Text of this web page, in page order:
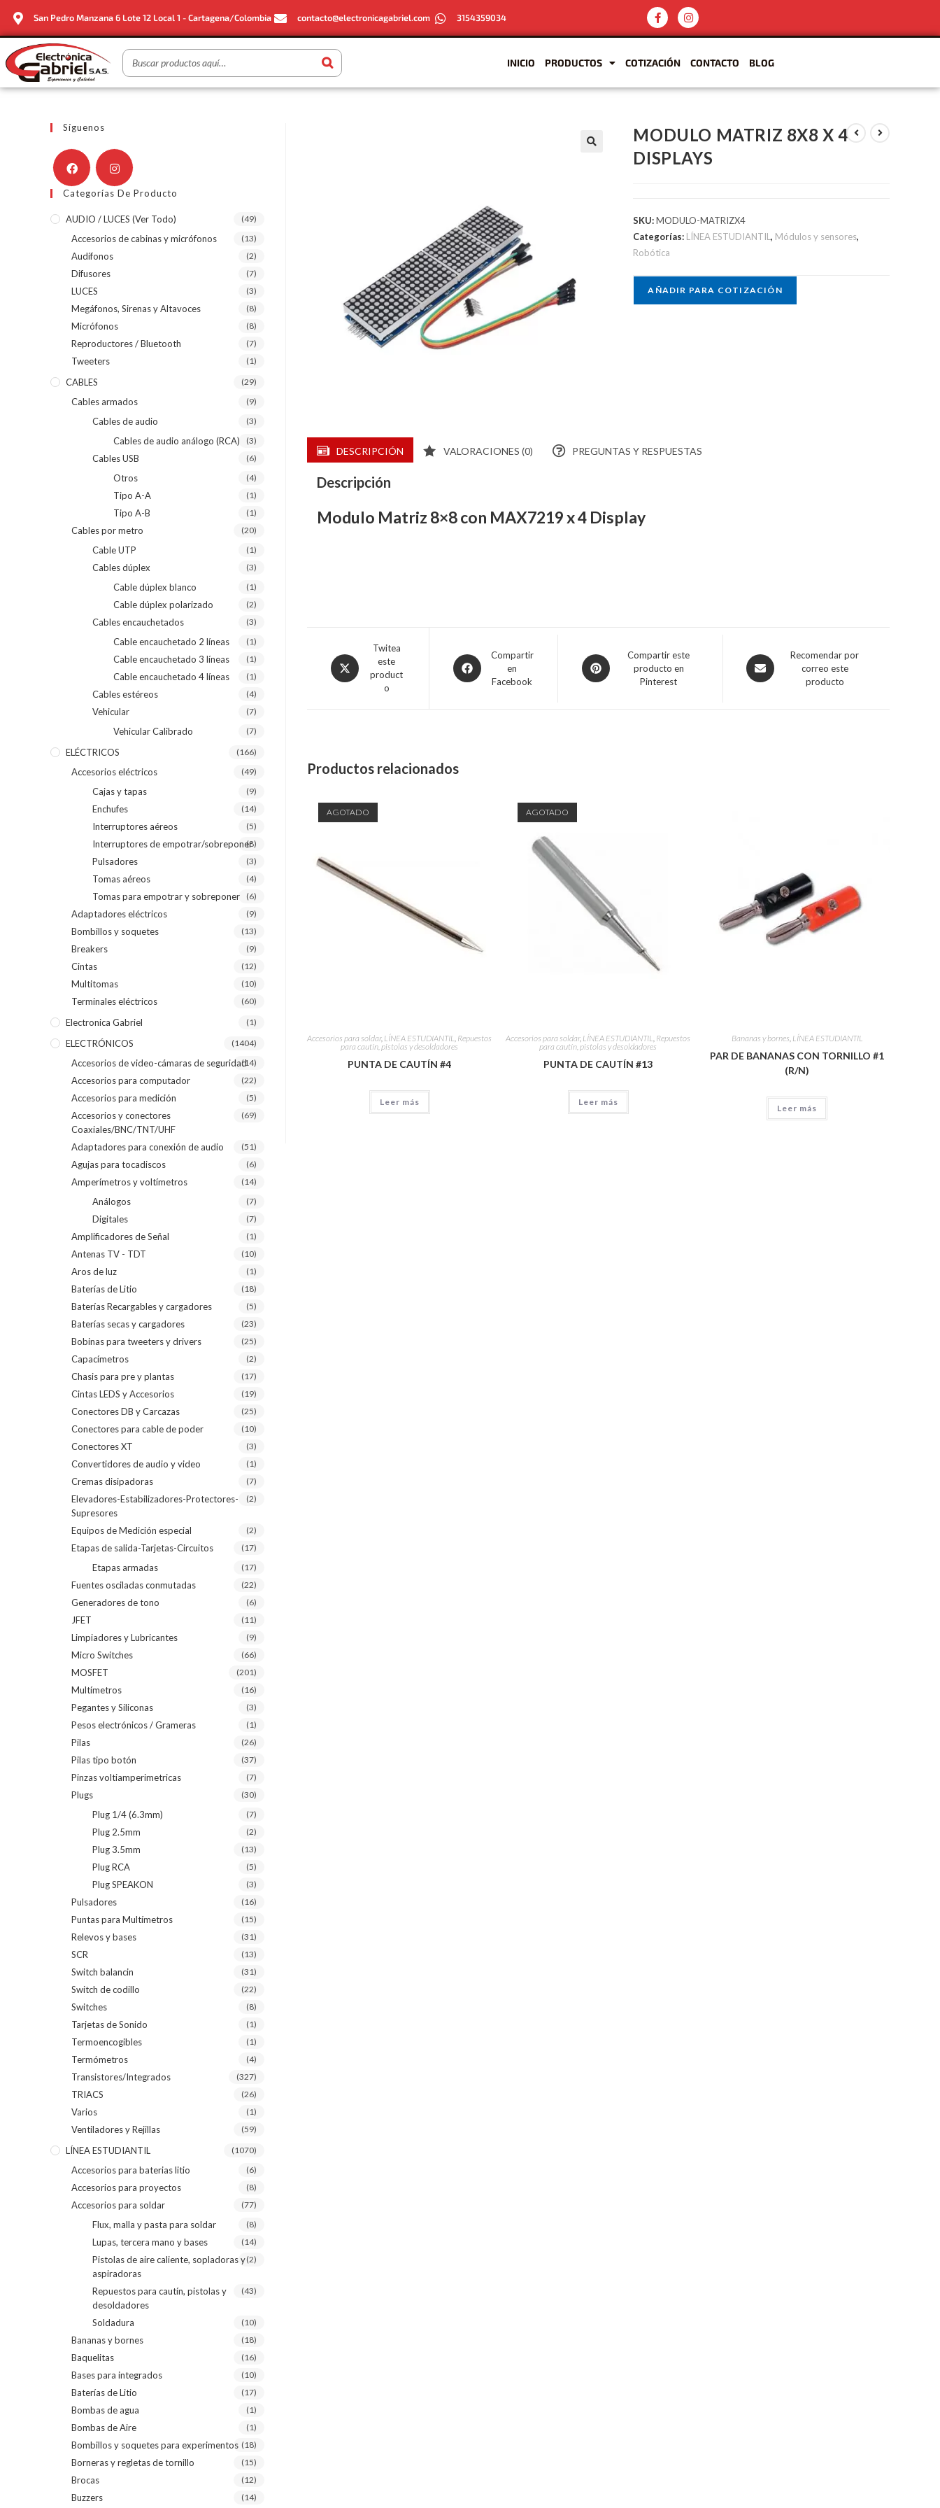
San Pedro Manzana 6 Lote 12 Local 1 - Cartagena/Colombia contacto@electronicagabriel.com 3154359034
INICIO PRODUCTOS COTIZACIÓN CONTACTO BLOG
MODULO MATRIZ 8X8 X 4
DISPLAYS
SKU:MODULO-MATRIZX4
Categorías: LÍNEA ESTUDIANTIL, Módulos y sensores,
Robótica
AÑADIR PARA COTIZACIÓN
DESCRIPCIÓN VALORACIONES (0) PREGUNTAS Y RESPUESTAS
Descripción
Modulo Matriz 8×8 con MAX7219 x 4 Display
Twitea
este
product
o
Compartir
en
Facebook
Compartir este
producto en
Pinterest
Recomendar por
correo este
producto
Productos relacionados
AGOTADO
Accesorios para soldar, LÍNEA ESTUDIANTIL, Repuestos
para cautín, pistolas y desoldadores
PUNTA DE CAUTÍN #4
Leer más
AGOTADO
Accesorios para soldar, LÍNEA ESTUDIANTIL, Repuestos
para cautín, pistolas y desoldadores
PUNTA DE CAUTÍN #13
Leer más
Bananas y bornes, LÍNEA ESTUDIANTIL
PAR DE BANANAS CON TORNILLO #1
(R/N)
Leer más
Síguenos
Categorías De Producto
AUDIO / LUCES (ver Todo) (49)
Accesorios de cabinas y micrófonos (13)
Audífonos (2)
Difusores (7)
LUCES (3)
Megáfonos, Sirenas y Altavoces (8)
Micrófonos (8)
Reproductores / Bluetooth (7)
Tweeters (1)
CABLES (29)
Cables armados (9)
Cables de audio (3)
Cables de audio análogo (RCA) (3)
Cables USB (6)
Otros (4)
Tipo A-A (1)
Tipo A-B (1)
Cables por metro (20)
Cable UTP (1)
Cables dúplex (3)
Cable dúplex blanco (1)
Cable dúplex polarizado (2)
Cables encauchetados (3)
Cable encauchetado 2 líneas (1)
Cable encauchetado 3 líneas (1)
Cable encauchetado 4 líneas (1)
Cables estéreos (4)
Vehicular (7)
Vehicular Calibrado (7)
ELÉCTRICOS (166)
Accesorios eléctricos (49)
Cajas y tapas (9)
Enchufes (14)
Interruptores aéreos (5)
Interruptores de empotrar/sobreponer(8)
Pulsadores (3)
Tomas aéreos (4)
Tomas para empotrar y sobreponer (6)
Adaptadores eléctricos (9)
Bombillos y soquetes (13)
Breakers (9)
Cintas (12)
Multitomas (10)
Terminales eléctricos (60)
Electronica Gabriel (1)
ELECTRÓNICOS (1404)
Accesorios de video-cámaras de seguridad(14)
Accesorios para computador (22)
Accesorios para medición (5)
Accesorios y conectores
Coaxiales/BNC/TNT/UHF
(69)
Adaptadores para conexión de audio (51)
Agujas para tocadiscos (6)
Amperímetros y voltímetros (14)
Análogos (7)
Digitales (7)
Amplificadores de Señal (1)
Antenas TV - TDT (10)
Aros de luz (1)
Baterías de Litio (18)
Baterías Recargables y cargadores (5)
Baterías secas y cargadores (23)
Bobinas para tweeters y drivers (25)
Capacímetros (2)
Chasis para pre y plantas (17)
Cintas LEDS y Accesorios (19)
Conectores DB y Carcazas (25)
Conectores para cable de poder (10)
Conectores XT (3)
Convertidores de audio y video (1)
Cremas disipadoras (7)
Elevadores-Estabilizadores-Protectores-
Supresores
(2)
Equipos de Medición especial (2)
Etapas de salida-Tarjetas-Circuitos (17)
Etapas armadas (17)
Fuentes osciladas conmutadas (22)
Generadores de tono (6)
JFET (11)
Limpiadores y Lubricantes (9)
Micro Switches (66)
MOSFET (201)
Multímetros (16)
Pegantes y Siliconas (3)
Pesos electrónicos / Grameras (1)
Pilas (26)
Pilas tipo botón (37)
Pinzas voltiamperimetricas (7)
Plugs (30)
Plug 1/4 (6.3mm) (7)
Plug 2.5mm (2)
Plug 3.5mm (13)
Plug RCA (5)
Plug SPEAKON (3)
Pulsadores (16)
Puntas para Multímetros (15)
Relevos y bases (31)
SCR (13)
Switch balancin (31)
Switch de codillo (22)
Switches (8)
Tarjetas de Sonido (1)
Termoencogibles (1)
Termómetros (4)
Transistores/Integrados (327)
TRIACS (26)
Varios (1)
Ventiladores y Rejillas (59)
LÍNEA ESTUDIANTIL (1070)
Accesorios para baterias litio (6)
Accesorios para proyectos (8)
Accesorios para soldar (77)
Flux, malla y pasta para soldar (8)
Lupas, tercera mano y bases (14)
Pistolas de aire caliente, sopladoras y
aspiradoras
(2)
Repuestos para cautín, pistolas y
desoldadores
(43)
Soldadura (10)
Bananas y bornes (18)
Baquelitas (16)
Bases para integrados (10)
Baterías de Litio (17)
Bombas de agua (1)
Bombas de Aire (1)
Bombillos y soquetes para experimentos (18)
Borneras y regletas de tornillo (15)
Brocas (12)
Buzzers (14)